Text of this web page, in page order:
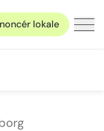
lokale